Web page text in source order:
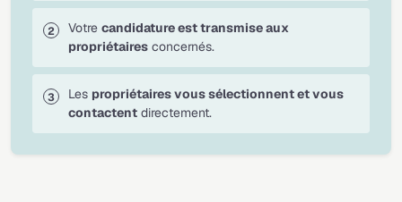
Votre candidature est transmise aux
propriétaires concernés.
Les propriétaires vous sélectionnent et vous
contactent directement.